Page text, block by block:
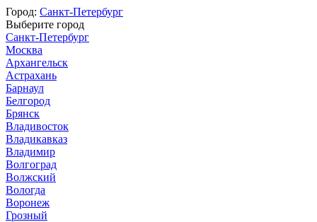
Город: Санкт-Петербург
Выберите город
Санкт-Петербург
Москва
Архангельск
Астрахань
Барнаул
Белгород
Брянск
Владивосток
Владикавказ
Владимир
Волгоград
Волжский
Вологда
Воронеж
Грозный